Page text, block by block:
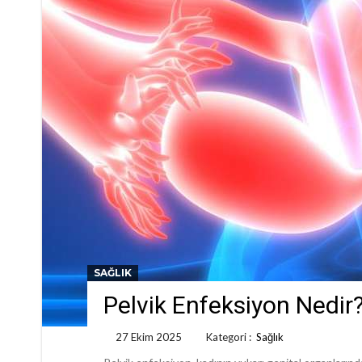
SAĞLIK
Pelvik Enfeksiyon
27 Ekim 2025 Kategori : Sağlık